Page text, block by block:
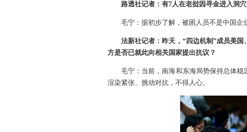
路透社记者：有7人在老挝因寻金进入洞
毛宁：据初步了解，被困人员不是中国企
法新社记者：昨天，“四边机制”成员美
方是否已就此向相关国家提出抗议？
毛宁：当前，南海和东海局势保持总体稳
渲染紧张、挑动对抗，不得人心。